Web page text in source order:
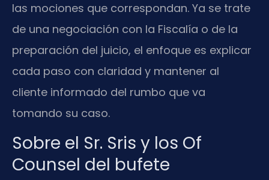
las mociones que correspondan. Ya se trate
de una negociación con la Fiscalía o de la
preparación del juicio, el enfoque es explicar
cada paso con claridad y mantener al
cliente informado del rumbo que va
tomando su caso.
Sobre el Sr. Sris y los Of
Counsel del bufete